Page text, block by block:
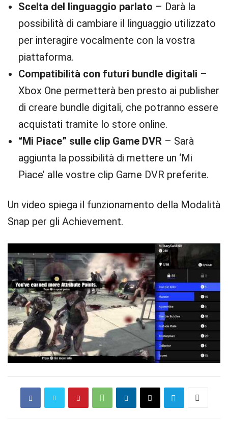
Scelta del linguaggio parlato – Darà la
possibilità di cambiare il linguaggio utilizzato
per interagire vocalmente con la vostra
piattaforma.
Compatibilità con futuri bundle digitali –
Xbox One permetterà ben presto ai publisher
di creare bundle digitali, che potranno essere
acquistati tramite lo store online.
“Mi Piace” sulle clip Game DVR – Sarà
aggiunta la possibilità di mettere un ‘Mi
Piace’ alle vostre clip Game DVR preferite.
Un video spiega il funzionamento della Modalità
Snap per gli Achievement.